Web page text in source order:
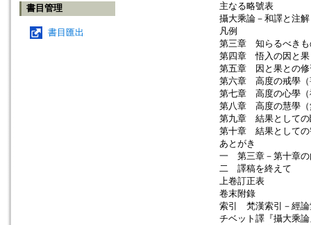
書目管理
書目匯出
主なる略號表
攝大乘論－和譯と注解
凡例
第三章 知らるべきも
第四章 悟入の因と果
第五章 因と果との修
第六章 高度の戒學（
第七章 高度の心學（
第八章 高度の慧學（
第九章 結果としての
第十章 結果としての
あとがき
一 第三章－第十章の
二 譯稿を終えて
上卷訂正表
卷末附錄
索引 梵漢索引－經論
チベット譯『攝大乘